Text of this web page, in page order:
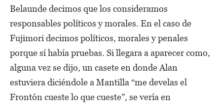
Belaunde decimos que los consideramos
responsables políticos y morales. En el caso de
Fujimori decimos políticos, morales y penales
porque sí había pruebas. Si llegara a aparecer como,
alguna vez se dijo, un casete en donde Alan
estuviera diciéndole a Mantilla “me develas el
Frontón cueste lo que cueste”, se vería en